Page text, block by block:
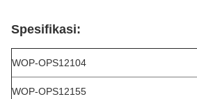
Spesifikasi:
WOP-OPS12104
WOP-OPS12155